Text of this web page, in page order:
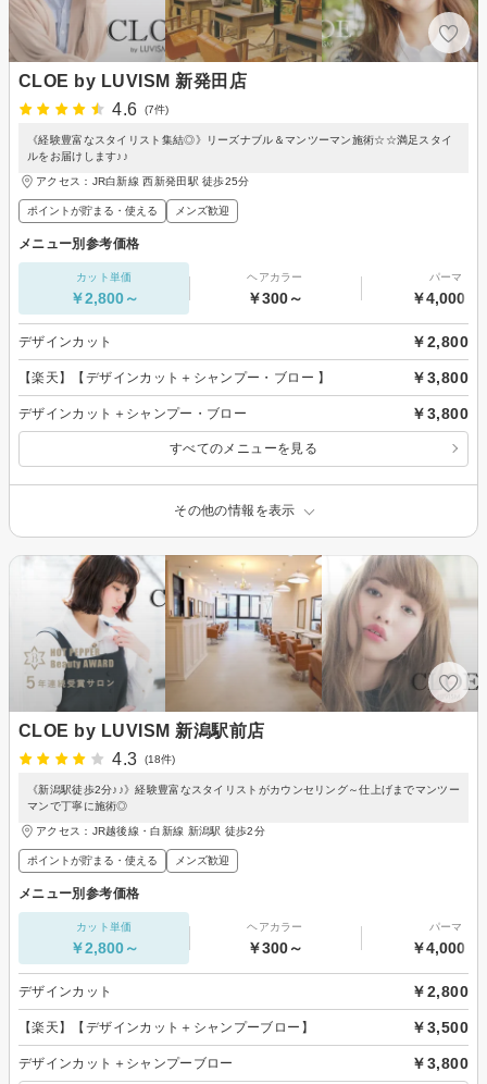
CLOE by LUVISM 新発田店
4.6
(7件)
《経験豊富なスタイリスト集結◎》リーズナブル＆マンツーマン施術☆☆満足スタイ
ルをお届けします♪♪
アクセス：JR白新線 西新発田駅 徒歩25分
ポイントが貯まる・使える メンズ歓迎
メニュー別参考価格
カット単価
￥2,800～
ヘアカラー
￥300～
パーマ
￥4,000～
デザインカット ￥2,800
【楽天】【デザインカット＋シャンプー・ブロー 】 ￥3,800
デザインカット＋シャンプー・ブロー ￥3,800
すべてのメニューを見る
その他の情報を表示
CLOE by LUVISM 新潟駅前店
4.3
(18件)
《新潟駅徒歩2分♪♪》経験豊富なスタイリストがカウンセリング～仕上げまでマンツー
マンで丁寧に施術◎
アクセス：JR越後線・白新線 新潟駅 徒歩2分
ポイントが貯まる・使える メンズ歓迎
メニュー別参考価格
カット単価
￥2,800～
ヘアカラー
￥300～
パーマ
￥4,000～
デザインカット ￥2,800
【楽天】【デザインカット＋シャンプーブロー】 ￥3,500
デザインカット＋シャンプーブロー ￥3,800